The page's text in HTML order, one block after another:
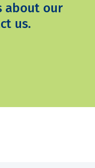
about our
us.